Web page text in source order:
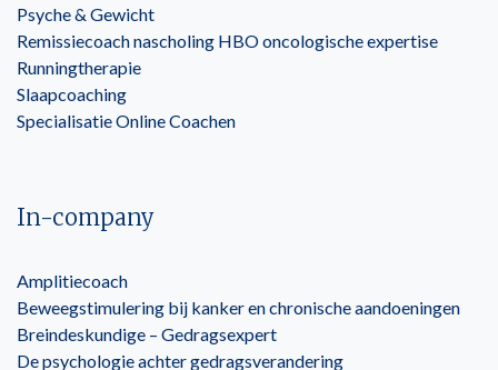
Psyche & Gewicht
Remissiecoach nascholing HBO oncologische expertise
Runningtherapie
Slaapcoaching
Specialisatie Online Coachen
In-company
Amplitiecoach
Beweegstimulering bij kanker en chronische aandoeningen
Breindeskundige – Gedragsexpert
De psychologie achter gedragsverandering